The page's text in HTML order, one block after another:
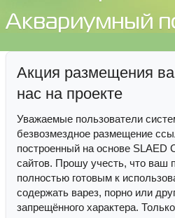
Аквариумный
Акция размещения
нас на проекте
Уважаемые пользователи
безвозмездное размещение
построенный на основе SLAED
сайтов. Прошу учесть, что ваш
полностью готовым к
содержать варез, порно или
запрещённого характера.